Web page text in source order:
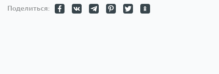
Поделиться: